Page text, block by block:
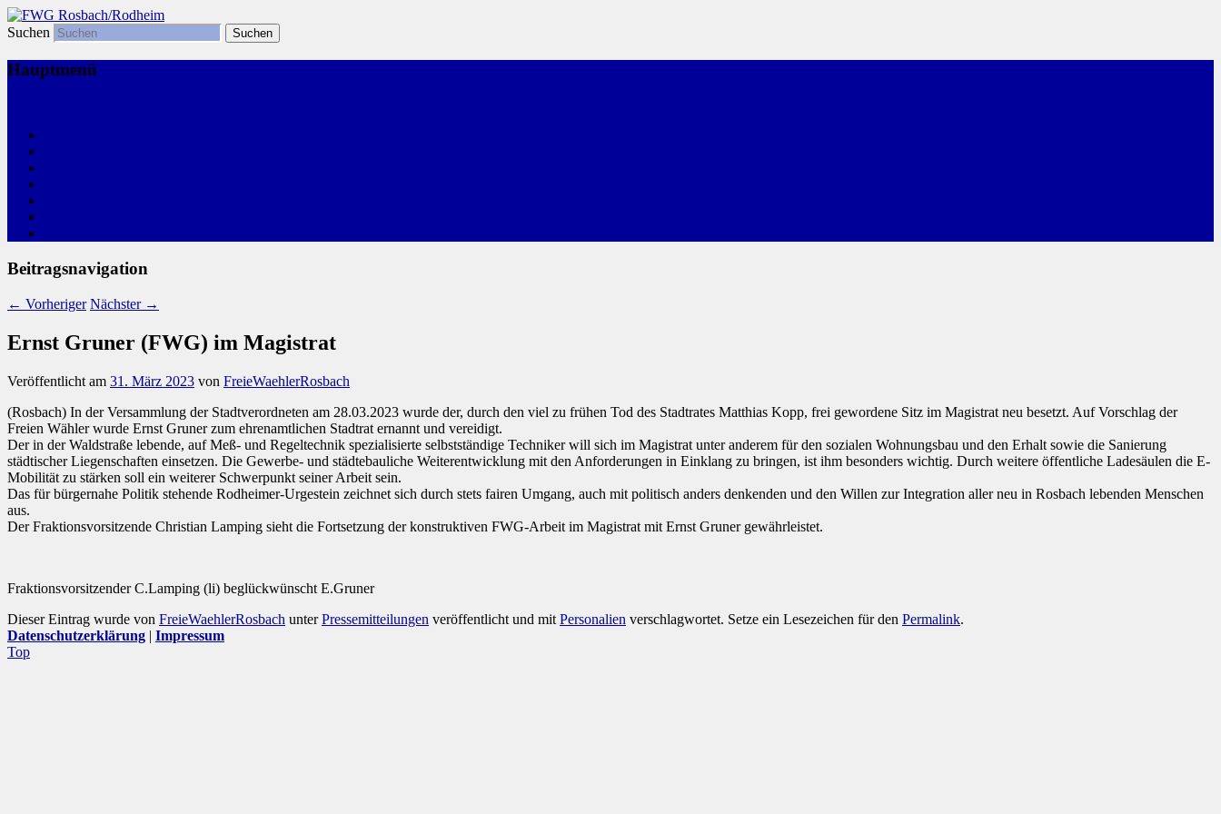
FWG Rosbach/Rodheim
Freie Wählergemeinschaft
Suchen
Hauptmenü
Beitragsnavigation
← Vorheriger Nächster →
Ernst Gruner (FWG) im Magistrat
Veröffentlicht am 31. März 2023 von FreieWaehlerRosbach
(Rosbach) In der Versammlung der Stadtverordneten am 28.03.2023 wurde der, durch den viel zu frühen Tod des Stadtrates Matthias Kopp, frei gewordene Sitz im Magistrat neu besetzt. Auf Vorschlag der
Freien Wähler wurde Ernst Gruner zum ehrenamtlichen Stadtrat ernannt und vereidigt.
Der in der Waldstraße lebende, auf Meß- und Regeltechnik spezialisierte selbstständige Techniker will sich im Magistrat unter anderem für den sozialen Wohnungsbau und den Erhalt sowie die Sanierung
städtischer Liegenschaften einsetzen. Die Gewerbe- und städtebauliche Weiterentwicklung mit den Anforderungen in Einklang zu bringen, ist ihm besonders wichtig. Durch weitere öffentliche Ladesäulen die E-
Mobilität zu stärken soll ein weiterer Schwerpunkt seiner Arbeit sein.
Das für bürgernahe Politik stehende Rodheimer-Urgestein zeichnet sich durch stets fairen Umgang, auch mit politisch anders denkenden und den Willen zur Integration aller neu in Rosbach lebenden Menschen
aus.
Der Fraktionsvorsitzende Christian Lamping sieht die Fortsetzung der konstruktiven FWG-Arbeit im Magistrat mit Ernst Gruner gewährleistet.
Fraktionsvorsitzender C.Lamping (li) beglückwünscht E.Gruner
Dieser Eintrag wurde von FreieWaehlerRosbach unterPressemitteilungen veröffentlicht und mit Personalien verschlagwortet. Setze ein Lesezeichen für den Permalink.
Datenschutzerklärung | Impressum
Top